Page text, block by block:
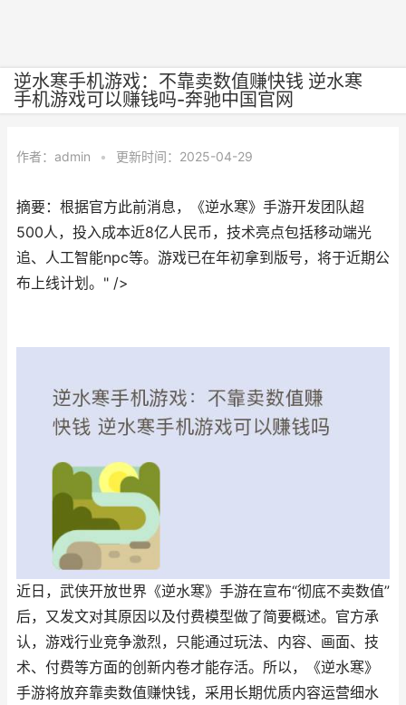
逆水寒手机游戏：不靠卖数值赚快钱 逆水寒
手机游戏可以赚钱吗-奔驰中国官网
作者： admin • 更新时间：2025-04-29
摘要：根据官方此前消息，《逆水寒》手游开发团队超
500人，投入成本近8亿人民币，技术亮点包括移动端光
追、人工智能npc等。游戏已在年初拿到版号，将于近期公
布上线计划。" />
近日，武侠开放世界《逆水寒》手游在宣布“彻底不卖数值”
后，又发文对其原因以及付费模型做了简要概述。官方承
认，游戏行业竞争激烈，只能通过玩法、内容、画面、技
术、付费等方面的创新内卷才能存活。所以，《逆水寒》
手游将放弃靠卖数值赚快钱，采用长期优质内容运营细水